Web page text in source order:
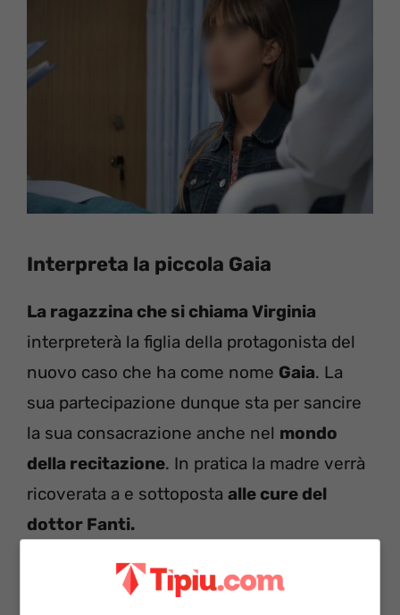
Interpreta la piccola Gaia
La ragazzina che si chiama Virginia
interpreterà la figlia della protagonista del
nuovo caso che ha come nome Gaia. La
sua partecipazione dunque sta per sancire
la sua consacrazione anche nel mondo
della recitazione. In pratica la madre verrà
ricoverata a e sottoposta alle cure del
dottor Fanti.
Tuttavia la piccola- a essere sinceri- non è